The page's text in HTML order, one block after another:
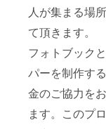
人が集まる場
て頂きます。
フォトブック
パーを制作す
金のご協力を
ます。このプ